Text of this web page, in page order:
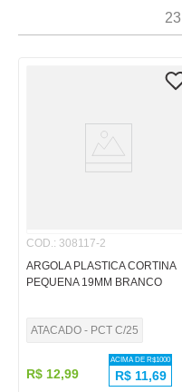
23
COD.: 308117-2
ARGOLA PLASTICA CORTINA
PEQUENA 19MM BRANCO
ATACADO - PCT C/25
R$ 12,99
ACIMA DE R$1000
R$ 11,69